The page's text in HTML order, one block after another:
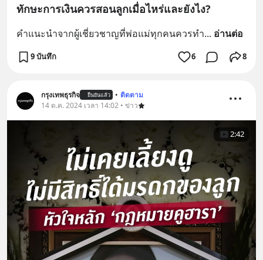
ทักษะการเงินควรสอนลูกเมื่อไหร่และยังไง?
คำแนะนำจากผู้เชี่ยวชาญที่พ่อแม่ทุกคนควรทำ... อ่านต่อ
9 บันทึก 6 8
กรุงเทพธุรกิจ ยืนยันแล้ว • ติดตาม
14 ต.ค. 2024 เวลา 14:02 • ข่าว
2:42